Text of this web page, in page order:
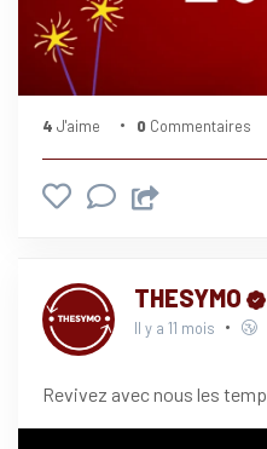
4 J'aime 0 Commentaires
THESYMO
Il y a 11 mois
Revivez avec nous les temp